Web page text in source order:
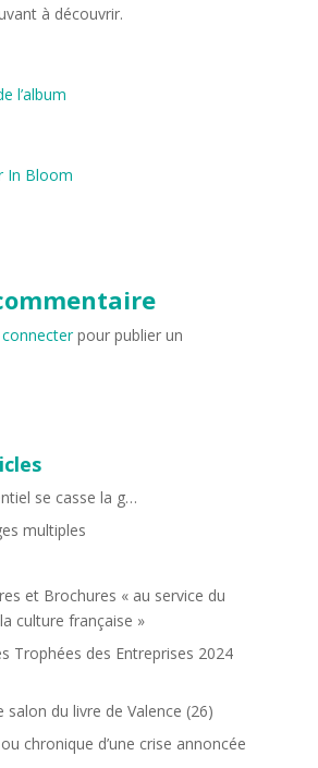
à découvrir.
l’album
In Bloom
pour publier un
se casse la g…
multiples
et Brochures « au service du
culture française »
Trophées des Entreprises 2024
salon du livre de Valence (26)
chronique d’une crise annoncée